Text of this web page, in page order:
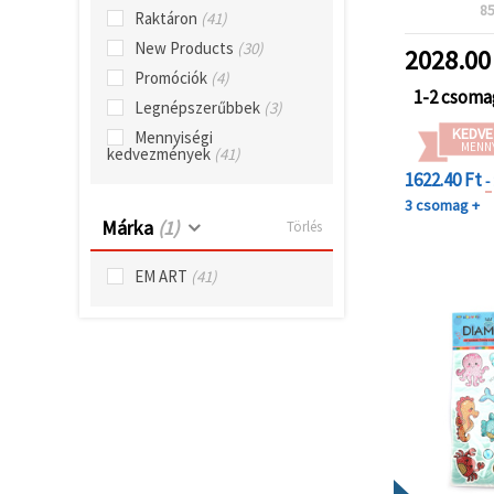
Raktáron (41)
New Products (30)
Promóciók (4)
Legnépszerűbbek (3)
Mennyiségi
kedvezmények (41)
Márka (1) Törlés
EM ART (41)
2028.00
1-2
1622.40 Ft-
3 csomag +